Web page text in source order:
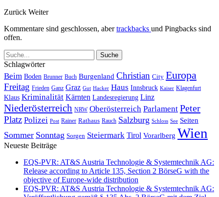
Zurück Weiter
Kommentare sind geschlossen, abertrackbacks und Pingbacks sind
offen.
Schlagwörter
Beim Boden Brunner Buch Burgenland Christian City Europa
Freitag Frieden Ganz Graz Gut Hacker Haus Innsbruck Kaiser Klagenfurt
Klaus Kriminalität Kärnten Landesregierung Linz
Niederösterreich NRW Oberösterreich Parlament Peter
Platz Polizei Post Rainer Rathaus Rauch Salzburg Schloss See Seiten
Sommer Sonntag Sorgen Steiermark Tirol Vorarlberg Wien
Neueste Beiträge
EQS-PVR: AT&S Austria Technologie & Systemtechnik AG:
Release according to Article 135, Section 2 BörseG with the
objective of Europe-wide distribution
EQS-PVR: AT&S Austria Technologie & Systemtechnik AG: